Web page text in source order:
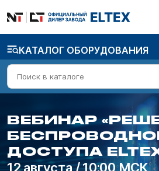
КАТАЛОГ ОБОРУДОВАНИЯ
ВЕБИНАР
ДОСТУПА
12 августа / 10:00 МСК